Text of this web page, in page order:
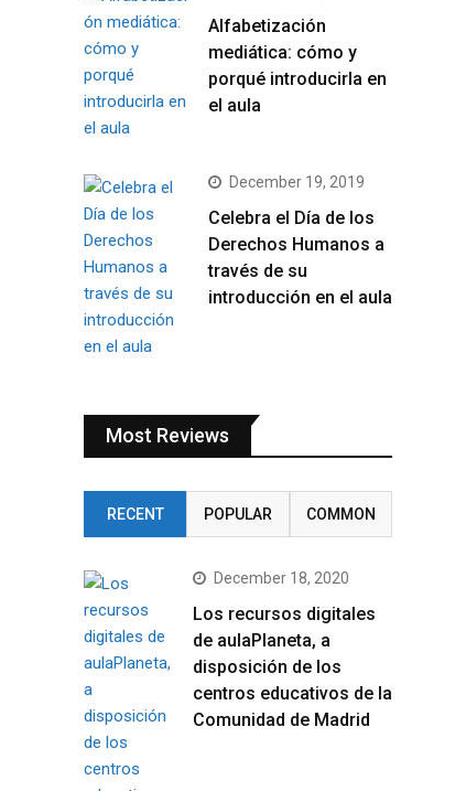
Alfabetización
mediática: cómo y
porqué introducirla en
el aula
December 19, 2019
Celebra el Día de los
Derechos Humanos a
través de su
introducción en el aula
Most Reviews
RECENT POPULAR COMMON
December 18, 2020
Los recursos digitales
de aulaPlaneta, a
disposición de los
centros educativos de la
Comunidad de Madrid